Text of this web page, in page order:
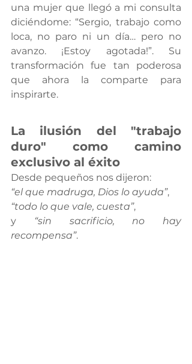
una mujer que llegó a mi consulta
diciéndome: “Sergio, trabajo como
loca, no paro ni un día… pero no
avanzo. ¡Estoy agotada!”. Su
transformación fue tan poderosa
que ahora la comparte para
inspirarte.
La ilusión del "trabajo
duro" como camino
exclusivo al éxito
Desde pequeños nos dijeron:
“el que madruga, Dios lo ayuda”,
“todo lo que vale, cuesta”,
y “sin sacrificio, no hay
recompensa”.